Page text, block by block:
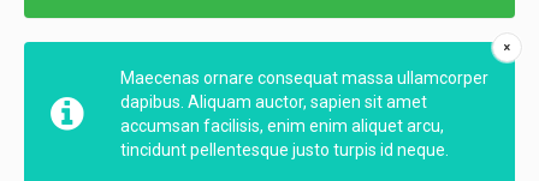
Maecenas ornare consequat massa ullamcorper
dapibus. Aliquam auctor, sapien sit amet
accumsan facilisis, enim enim aliquet arcu,
tincidunt pellentesque justo turpis id neque.